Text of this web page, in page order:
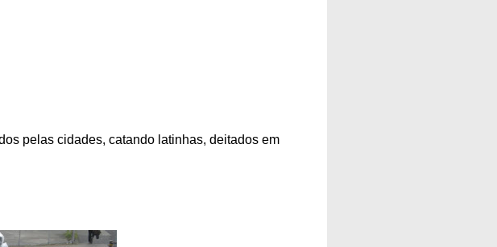
pelas cidades, catando latinhas, deitados em